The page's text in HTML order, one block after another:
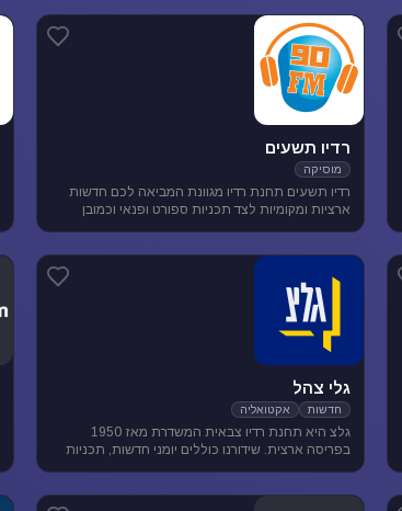
רדיו תשעים
מוסיקה
רדיו תשעים תחנת רדיו מגוונת המביאה לכם חדשות
ארציות ומקומיות לצד תכניות ספורט ופנאי וכמובן
גלי צהל
חדשות אקטואליה
גלצ היא תחנת רדיו צבאית המשדרת מאז 1950
בפריסה ארצית. שידורנו כוללים יומני חדשות, תכניות